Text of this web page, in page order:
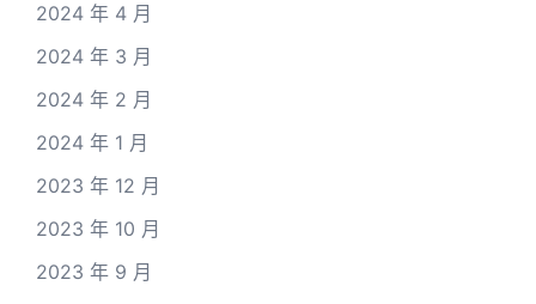
2024 年 4 月
2024 年 3 月
2024 年 2 月
2024 年 1 月
2023 年 12 月
2023 年 10 月
2023 年 9 月